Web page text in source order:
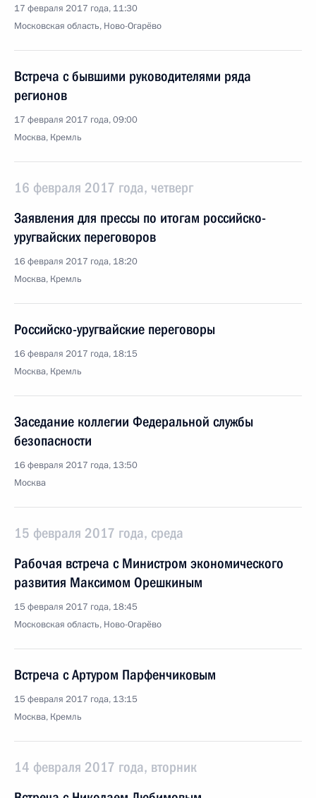
17 февраля 2017 года, 11:30
Московская область, Ново-Огарёво
Встреча с бывшими руководителями ряда
регионов
17 февраля 2017 года, 09:00
Москва, Кремль
16 февраля 2017 года, четверг
Заявления для прессы по итогам российско-
уругвайских переговоров
16 февраля 2017 года, 18:20
Москва, Кремль
Российско-уругвайские переговоры
16 февраля 2017 года, 18:15
Москва, Кремль
Заседание коллегии Федеральной службы
безопасности
16 февраля 2017 года, 13:50
Москва
15 февраля 2017 года, среда
Рабочая встреча с Министром экономического
развития Максимом Орешкиным
15 февраля 2017 года, 18:45
Московская область, Ново-Огарёво
Встреча с Артуром Парфенчиковым
15 февраля 2017 года, 13:15
Москва, Кремль
14 февраля 2017 года, вторник